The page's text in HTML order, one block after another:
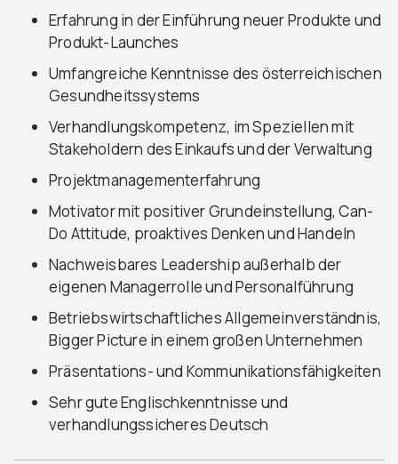
Erfahrung in der Einführung neuer Produkte und
Produkt-Launches
Umfangreiche Kenntnisse des österreichischen
Gesundheitssystems
Verhandlungskompetenz, im Speziellen mit
Stakeholdern des Einkaufs und der Verwaltung
Projektmanagementerfahrung
Motivator mit positiver Grundeinstellung, Can-
Do Attitude, proaktives Denken und Handeln
Nachweisbares Leadership außerhalb der
eigenen Managerrolle und Personalführung
Betriebswirtschaftliches Allgemeinverständnis,
Bigger Picture in einem großen Unternehmen
Präsentations- und Kommunikationsfähigkeiten
Sehr gute Englischkenntnisse und
verhandlungssicheres Deutsch